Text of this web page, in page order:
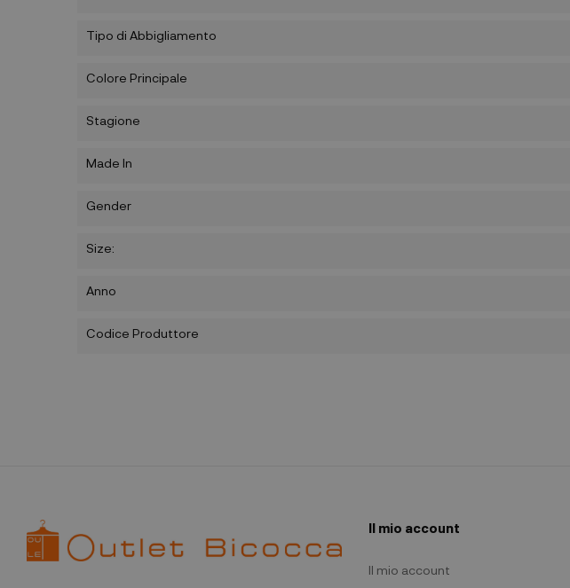
Tipo di Abbigliamento
Colore Principale
Stagione
Made In
Gender
Size:
Anno
Codice Produttore
Il mio account
Il mio account